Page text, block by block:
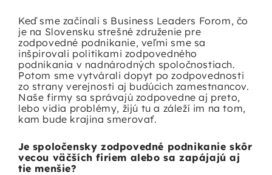
Keď sme začínali s Business Leaders Forom, čo
je na Slovensku strešné združenie pre
zodpovedné podnikanie, veľmi sme sa
inšpirovali politikami zodpovedného
podnikania v nadnárodných spoločnostiach.
Potom sme vytvárali dopyt po zodpovednosti
zo strany verejnosti aj budúcich zamestnancov.
Naše firmy sa správajú zodpovedne aj preto,
lebo vidia problémy, žijú tu a záleží im na tom,
kam bude krajina smerovať.
Je spoločensky zodpovedné podnikanie skôr
vecou väčších firiem alebo sa zapájajú aj
tie menšie?